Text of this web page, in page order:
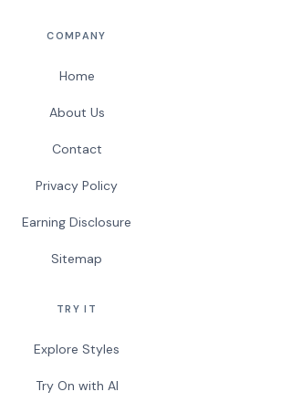
COMPANY
Home
About Us
Contact
Privacy Policy
Earning Disclosure
Sitemap
TRY IT
Explore Styles
Try On with AI